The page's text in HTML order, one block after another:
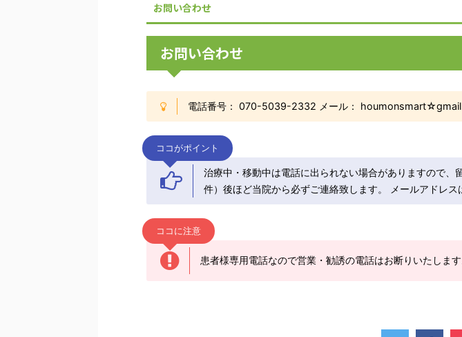
お問い合わせ
お問い合わせ
電話番号： 070-5039-2332 メール：
ココがポイント
治療中・移動中は電話に出られない場合がありますので
件）後ほど当院から必ずご連絡致します。 メールアドレ
ココに注意
患者様専用電話なので営業・勧誘の電話はお断りいたします